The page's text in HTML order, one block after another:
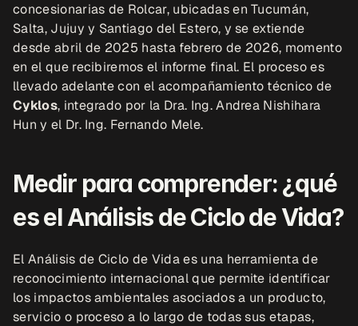
concesionarias de Rolcar, ubicadas en Tucumán,
Salta, Jujuy y Santiago del Estero, y se extiende
desde abril de 2025 hasta febrero de 2026, momento
en el que recibiremos el informe final. El proceso es
llevado adelante con el acompañamiento técnico de
Cyklos, integrado por la Dra. Ing. Andrea Nishihara
Hun y el Dr. Ing. Fernando Mele.
Medir para comprender: ¿qué
es el Análisis de Ciclo de Vida?
El Análisis de Ciclo de Vida es una herramienta de
reconocimiento internacional que permite identificar
los impactos ambientales asociados a un producto,
servicio o proceso a lo largo de todas sus etapas,